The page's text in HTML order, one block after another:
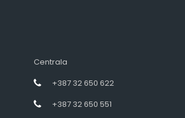
Centrala
+387 32 650 622
+387 32 650 551